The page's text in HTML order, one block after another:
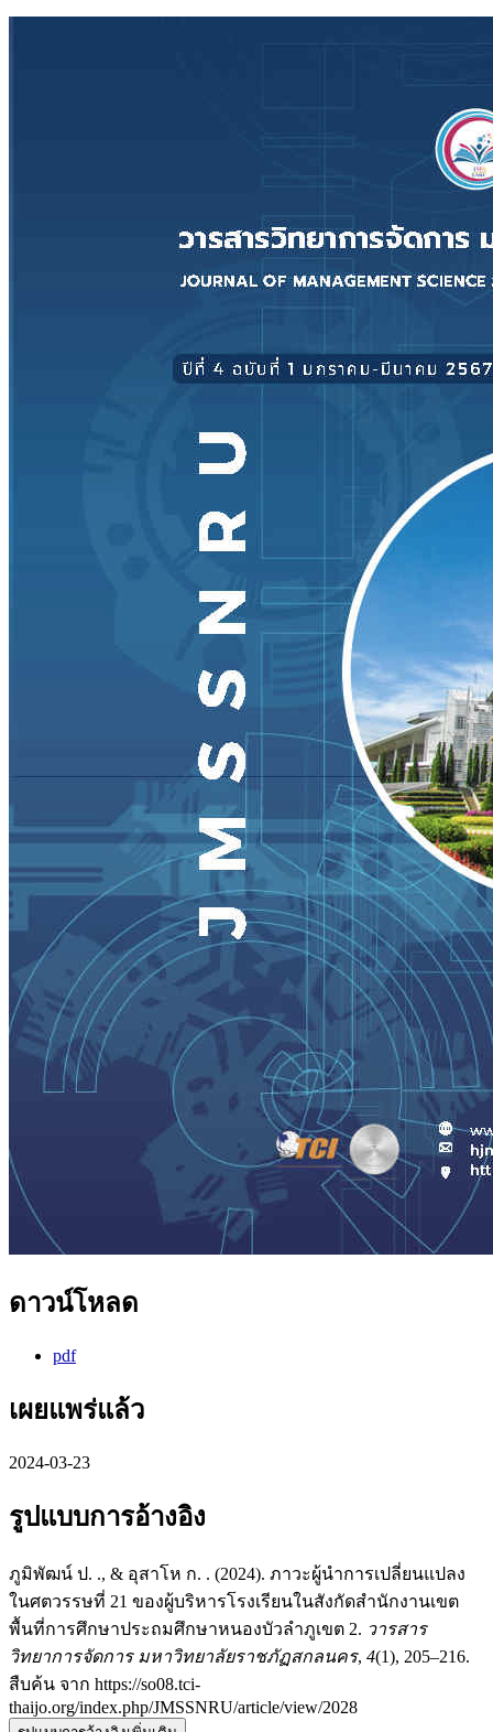
ดาวน์โหลด
pdf
เผยแพร่แล้ว
2024-03-23
รูปแบบการอ้างอิง
ภูมิพัฒน์ ป. ., & อุสาโห ก. . (2024). ภาวะผู้นำการเปลี่ยนแปลง
ในศตวรรษที่ 21 ของผู้บริหารโรงเรียนในสังกัดสำนักงานเขต
พื้นที่การศึกษาประถมศึกษาหนองบัวลำภูเขต 2. วารสาร
วิทยาการจัดการ มหาวิทยาลัยราชภัฏสกลนคร, 4(1), 205–216.
สืบค้น จาก https://so08.tci-
thaijo.org/index.php/JMSSNRU/article/view/2028